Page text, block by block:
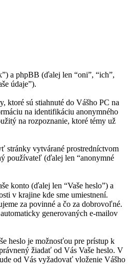
a phpBB (ďalej len “oni”, “ich”,
údaje”).
ktoré sú stiahnuté do Vášho PC na
na identifikáciu anonymného
na rozpoznanie, ktoré témy už
stránky vytvárané prostredníctvom
používateľ (ďalej len “anonymné
konto (ďalej len “Vaše heslo”) a
v krajine kde sme umiestnení.
za povinné a čo za dobrovoľné.
generovaných e-mailov
heslo je možnosťou pre prístup k
žiadať od Vás Vaše heslo. V
od Vás vyžadovať vloženie Vášho